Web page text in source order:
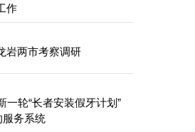
作
岩两市考察调研
一轮“长者安装假牙计划”
服务系统